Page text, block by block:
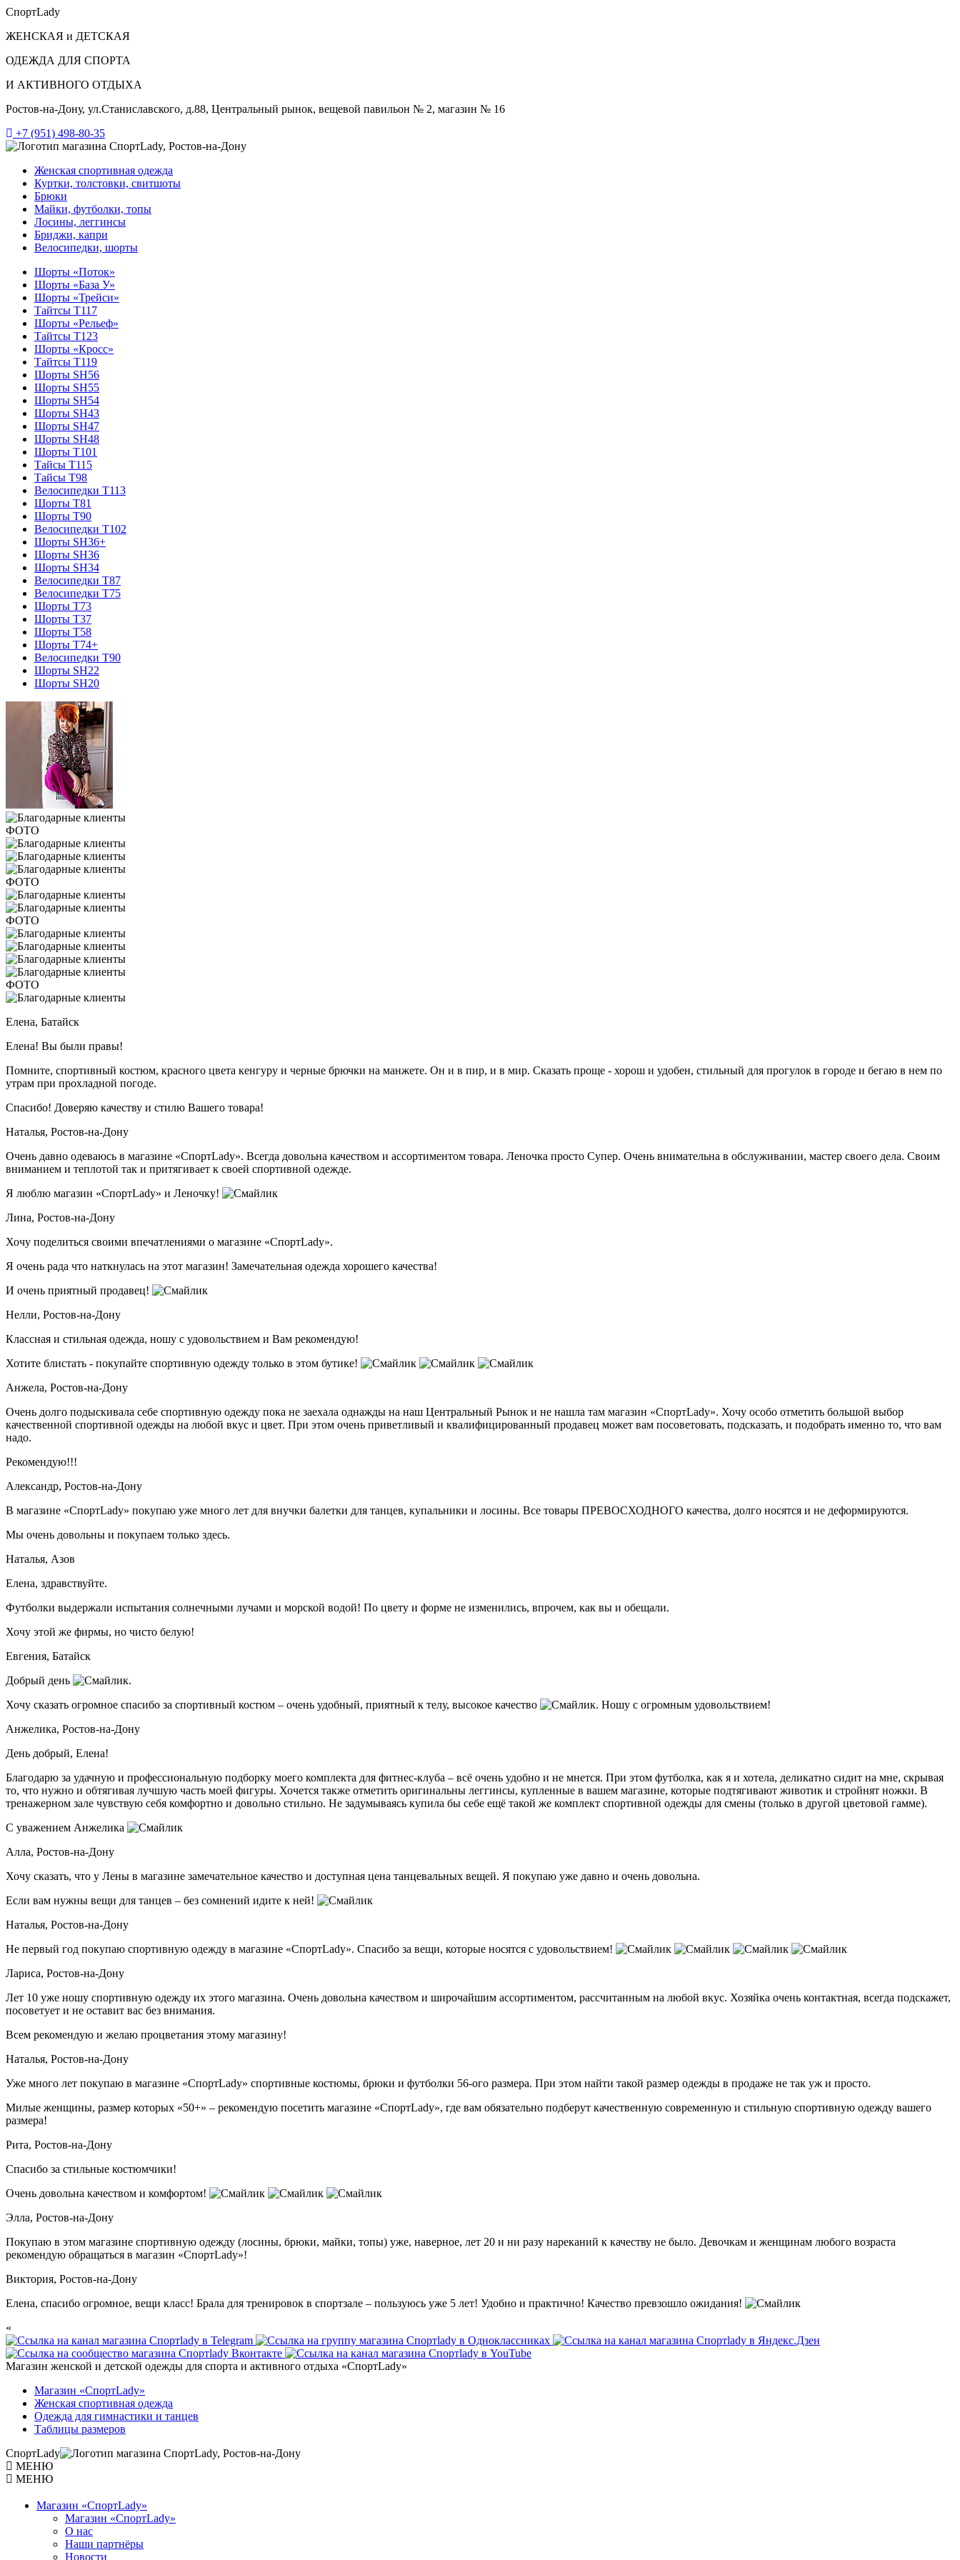
СпортLady
ЖЕНСКАЯ и ДЕТСКАЯ
ОДЕЖДА ДЛЯ СПОРТА
И АКТИВНОГО ОТДЫХА
Ростов-на-Дону, ул.Станиславского, д.88, Центральный рынок, вещевой павильон № 2, магазин № 16
+7 (951) 498-80-35
Женская спортивная одежда
Куртки, толстовки, свитшоты
Брюки
Майки, футболки, топы
Лосины, леггинсы
Бриджи, капри
Велосипедки, шорты
Шорты «Поток»
Шорты «База У»
Шорты «Трейси»
Тайтсы T117
Шорты «Рельеф»
Тайтсы T123
Шорты «Кросс»
Тайтсы T119
Шорты SH56
Шорты SH55
Шорты SH54
Шорты SH43
Шорты SH47
Шорты SH48
Шорты T101
Тайсы T115
Тайсы T98
Велосипедки T113
Шорты T81
Шорты T90
Велосипедки T102
Шорты SH36+
Шорты SH36
Шорты SH34
Велосипедки T87
Велосипедки T75
Шорты T73
Шорты T37
Шорты T58
Шорты T74+
Велосипедки T90
Шорты SH22
Шорты SH20
ФОТО
ФОТО
ФОТО
ФОТО
Елена, Батайск
Елена! Вы были правы!
Помните, спортивный костюм, красного цвета кенгуру и черные брючки на манжете. Он и в пир, и в мир. Сказать проще - хорош и удобен, стильный для прогулок в городе и бегаю в нем по
утрам при прохладной погоде.
Спасибо! Доверяю качеству и стилю Вашего товара!
Наталья, Ростов-на-Дону
Очень давно одеваюсь в магазине «СпортLady». Всегда довольна качеством и ассортиментом товара. Леночка просто Супер. Очень внимательна в обслуживании, мастер своего дела. Своим
вниманием и теплотой так и притягивает к своей спортивной одежде.
Я люблю магазин «СпортLady» и Леночку!
Лина, Ростов-на-Дону
Хочу поделиться своими впечатлениями о магазине «СпортLady».
Я очень рада что наткнулась на этот магазин! Замечательная одежда хорошего качества!
И очень приятный продавец!
Нелли, Ростов-на-Дону
Классная и стильная одежда, ношу с удовольствием и Вам рекомендую!
Хотите блистать - покупайте спортивную одежду только в этом бутике!
Анжела, Ростов-на-Дону
Очень долго подыскивала себе спортивную одежду пока не заехала однажды на наш Центральный Рынок и не нашла там магазин «СпортLady». Хочу особо отметить большой выбор
качественной спортивной одежды на любой вкус и цвет. При этом очень приветливый и квалифицированный продавец может вам посоветовать, подсказать, и подобрать именно то, что вам
надо.
Рекомендую!!!
Александр, Ростов-на-Дону
В магазине «СпортLady» покупаю уже много лет для внучки балетки для танцев, купальники и лосины. Все товары ПРЕВОСХОДНОГО качества, долго носятся и не деформируются.
Мы очень довольны и покупаем только здесь.
Наталья, Азов
Елена, здравствуйте.
Футболки выдержали испытания солнечными лучами и морской водой! По цвету и форме не изменились, впрочем, как вы и обещали.
Хочу этой же фирмы, но чисто белую!
Евгения, Батайск
Добрый день
.
Хочу сказать огромное спасибо за спортивный костюм – очень удобный, приятный к телу, высокое качество
. Ношу с огромным удовольствием!
Анжелика, Ростов-на-Дону
День добрый, Елена!
Благодарю за удачную и профессиональную подборку моего комплекта для фитнес-клуба – всё очень удобно и не мнется. При этом футболка, как я и хотела, деликатно сидит на мне, скрывая
то, что нужно и обтягивая лучшую часть моей фигуры. Хочется также отметить оригинальны леггинсы, купленные в вашем магазине, которые подтягивают животик и стройнят ножки. В
тренажерном зале чувствую себя комфортно и довольно стильно. Не задумываясь купила бы себе ещё такой же комплект спортивной одежды для смены (только в другой цветовой гамме).
С уважением Анжелика
Алла, Ростов-на-Дону
Хочу сказать, что у Лены в магазине замечательное качество и доступная цена танцевальных вещей. Я покупаю уже давно и очень довольна.
Если вам нужны вещи для танцев – без сомнений идите к ней!
Наталья, Ростов-на-Дону
Не первый год покупаю спортивную одежду в магазине «СпортLady». Спасибо за вещи, которые носятся с удовольствием!
Лариса, Ростов-на-Дону
Лет 10 уже ношу спортивную одежду их этого магазина. Очень довольна качеством и широчайшим ассортиментом, рассчитанным на любой вкус. Хозяйка очень контактная, всегда подскажет,
посоветует и не оставит вас без внимания.
Всем рекомендую и желаю процветания этому магазину!
Наталья, Ростов-на-Дону
Уже много лет покупаю в магазине «СпортLady» спортивные костюмы, брюки и футболки 56-ого размера. При этом найти такой размер одежды в продаже не так уж и просто.
Милые женщины, размер которых «50+» – рекомендую посетить магазине «СпортLady», где вам обязательно подберут качественную современную и стильную спортивную одежду вашего
размера!
Рита, Ростов-на-Дону
Спасибо за стильные костюмчики!
Очень довольна качеством и комфортом!
Элла, Ростов-на-Дону
Покупаю в этом магазине спортивную одежду (лосины, брюки, майки, топы) уже, наверное, лет 20 и ни разу нареканий к качеству не было. Девочкам и женщинам любого возраста
рекомендую обращаться в магазин «СпортLady»!
Виктория, Ростов-на-Дону
Елена, спасибо огромное, вещи класс! Брала для тренировок в спортзале – пользуюсь уже 5 лет! Удобно и практично! Качество превзошло ожидания!
«
Магазин женской и детской одежды для спорта и активного отдыха «СпортLady»
Магазин «СпортLady»
Женская спортивная одежда
Одежда для гимнастики и танцев
Таблицы размеров
СпортLady
МЕНЮ
МЕНЮ
Магазин «СпортLady»
Магазин «СпортLady»
О нас
Наши партнёры
Новости